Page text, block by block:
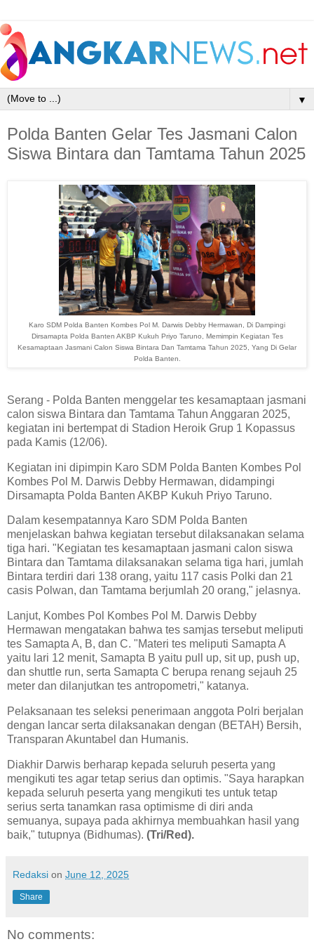
▼
Polda Banten Gelar Tes Jasmani Calon
Siswa Bintara dan Tamtama Tahun 2025
Karo SDM Polda Banten Kombes Pol M. Darwis Debby Hermawan, Di Dampingi
Dirsamapta Polda Banten AKBP Kukuh Priyo Taruno, Memimpin Kegiatan Tes
Kesamaptaan Jasmani Calon Siswa Bintara Dan Tamtama Tahun 2025, Yang Di Gelar
Polda Banten.
Serang - Polda Banten menggelar tes kesamaptaan jasmani
calon siswa Bintara dan Tamtama Tahun Anggaran 2025,
kegiatan ini bertempat di Stadion Heroik Grup 1 Kopassus
pada Kamis (12/06).
Kegiatan ini dipimpin Karo SDM Polda Banten Kombes Pol
Kombes Pol M. Darwis Debby Hermawan, didampingi
Dirsamapta Polda Banten AKBP Kukuh Priyo Taruno.
Dalam kesempatannya Karo SDM Polda Banten
menjelaskan bahwa kegiatan tersebut dilaksanakan selama
tiga hari. "Kegiatan tes kesamaptaan jasmani calon siswa
Bintara dan Tamtama dilaksanakan selama tiga hari, jumlah
Bintara terdiri dari 138 orang, yaitu 117 casis Polki dan 21
casis Polwan, dan Tamtama berjumlah 20 orang," jelasnya.
Lanjut, Kombes Pol Kombes Pol M. Darwis Debby
Hermawan mengatakan bahwa tes samjas tersebut meliputi
tes Samapta A, B, dan C. "Materi tes meliputi Samapta A
yaitu lari 12 menit, Samapta B yaitu pull up, sit up, push up,
dan shuttle run, serta Samapta C berupa renang sejauh 25
meter dan dilanjutkan tes antropometri," katanya.
Pelaksanaan tes seleksi penerimaan anggota Polri berjalan
dengan lancar serta dilaksanakan dengan (BETAH) Bersih,
Transparan Akuntabel dan Humanis.
Diakhir Darwis berharap kepada seluruh peserta yang
mengikuti tes agar tetap serius dan optimis. "Saya harapkan
kepada seluruh peserta yang mengikuti tes untuk tetap
serius serta tanamkan rasa optimisme di diri anda
semuanya, supaya pada akhirnya membuahkan hasil yang
baik," tutupnya (Bidhumas). (Tri/Red).
Redaksi on June 12, 2025
Share
No comments: